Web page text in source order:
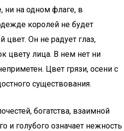
ни на одном флаге, в
королей не будет
Он не радует глаз,
цвету лица. В нем нет ни
Цвет грязи, осени с
существования.
богатства, взаимной
голубого означает нежность